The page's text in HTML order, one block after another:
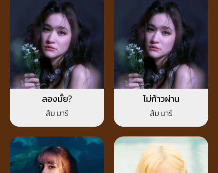
ลองมั้ย?
ส้ม มารี
ไม่ก้าวผ่าน
ส้ม มารี